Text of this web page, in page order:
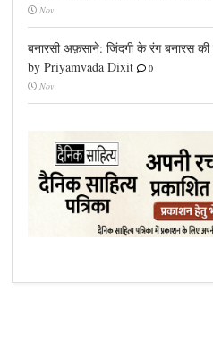
Nov
बनारसी अफ़साने: जिंदगी के रंग बनारस
by Priyamvada Dixit
0
Nov